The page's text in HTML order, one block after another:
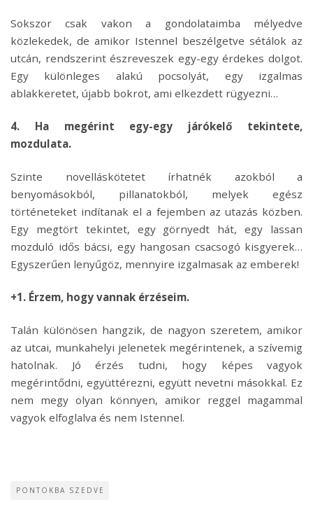
Sokszor csak vakon a gondolataimba mélyedve
közlekedek, de amikor Istennel beszélgetve sétálok az
utcán, rendszerint észreveszek egy-egy érdekes dolgot.
Egy különleges alakú pocsolyát, egy izgalmas
ablakkeretet, újabb bokrot, ami elkezdett rügyezni…
4. Ha megérint egy-egy járókelő tekintete,
mozdulata.
Szinte novelláskötetet írhatnék azokból a
benyomásokból, pillanatokból, melyek egész
történeteket indítanak el a fejemben az utazás közben.
Egy megtört tekintet, egy görnyedt hát, egy lassan
mozduló idős bácsi, egy hangosan csacsogó kisgyerek…
Egyszerűen lenyűgöz, mennyire izgalmasak az emberek!
+1. Érzem, hogy vannak érzéseim.
Talán különösen hangzik, de nagyon szeretem, amikor
az utcai, munkahelyi jelenetek megérintenek, a szívemig
hatolnak. Jó érzés tudni, hogy képes vagyok
megérintődni, együttérezni, együtt nevetni másokkal. Ez
nem megy olyan könnyen, amikor reggel magammal
vagyok elfoglalva és nem Istennel.
PONTOKBA SZEDVE